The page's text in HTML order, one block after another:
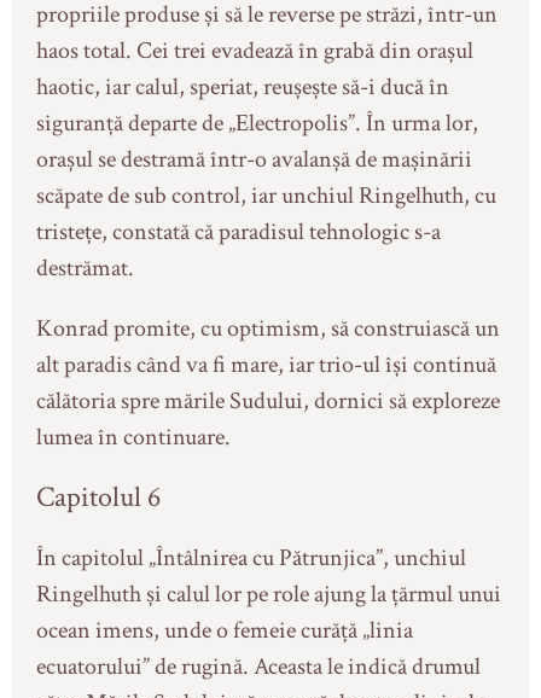
propriile produse și să le reverse pe străzi, într-un
haos total. Cei trei evadează în grabă din orașul
haotic, iar calul, speriat, reușește să-i ducă în
siguranță departe de „Electropolis”. În urma lor,
orașul se destramă într-o avalanșă de mașinării
scăpate de sub control, iar unchiul Ringelhuth, cu
tristețe, constată că paradisul tehnologic s-a
destrămat.
Konrad promite, cu optimism, să construiască un
alt paradis când va fi mare, iar trio-ul își continuă
călătoria spre mările Sudului, dornici să exploreze
lumea în continuare.
Capitolul 6
În capitolul „Întâlnirea cu Pătrunjica”, unchiul
Ringelhuth și calul lor pe role ajung la țărmul unui
ocean imens, unde o femeie curăță „linia
ecuatorului” de rugină. Aceasta le indică drumul